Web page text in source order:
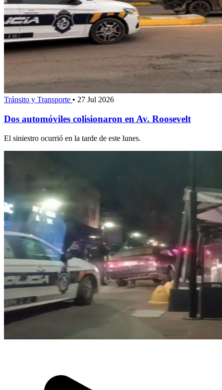
Tránsito y Transporte • 27 Jul 2026
Dos automóviles colisionaron en Av. Roosevelt
El siniestro ocurrió en la tarde de este lunes.